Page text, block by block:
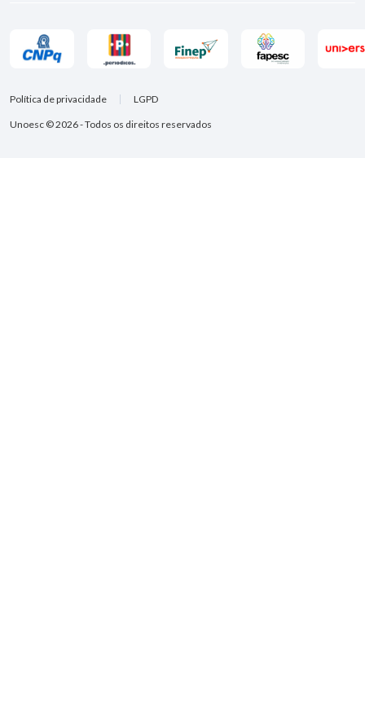
Unoesc © 2026 - Todos os direitos reservados
Política de privacidade LGPD